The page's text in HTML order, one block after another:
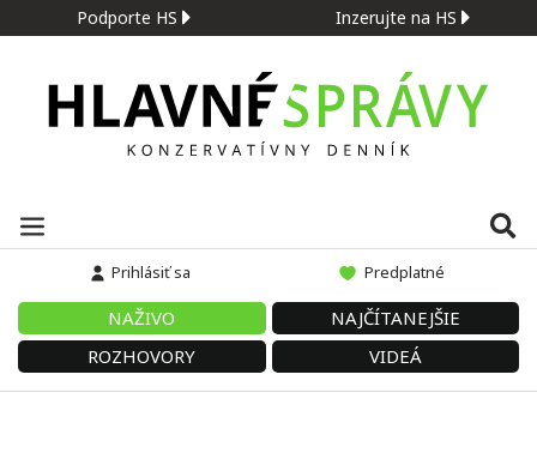
Podporte HS Inzerujte na HS
Prihlásiť sa Predplatné
NAŽIVO
NAJČÍTANEJŠIE
ROZHOVORY
VIDEÁ